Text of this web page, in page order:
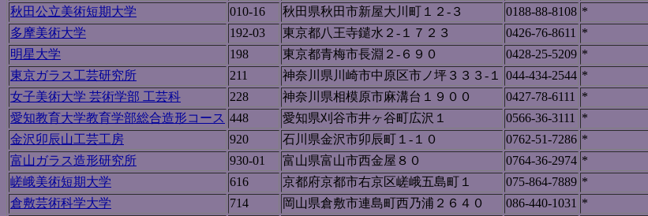
秋田公立美術短期大学
010-16 秋田県秋田市新屋大川町１２-３ 0188-88-8108 *
多摩美術大学
192-03 東京都八王寺鑓水２-１７２３ 0426-76-8611
*
明星大学
198 東京都青梅市長淵２-６９０ 0428-25-5209 *
東京ガラス工芸研究所
211 神奈川県川崎市中原区市ノ坪３３３-１ 044-434-2544 *
女子美術大学 芸術学部 工芸科
228 神奈川県相模原市麻溝台１９００ 0427-78-6111
*
愛知教育大学教育学部総合造形コース 448 愛知県刈谷市井ヶ谷町広沢１ 0566-36-3111
*
金沢卯辰山工芸工房
920 石川県金沢市卯辰町１-１０ 0762-51-7286 *
富山ガラス造形研究所
930-01 富山県富山市西金屋８０ 0764-36-2974 *
嵯峨美術短期大学
616 京都府京都市右京区嵯峨五島町１ 075-864-7889 *
倉敷芸術科学大学
714 岡山県倉敷市連島町西乃浦２６４０ 086-440-1031 *